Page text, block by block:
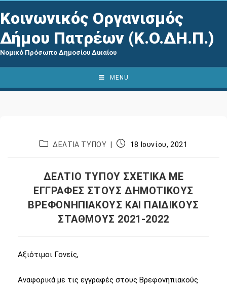
Κοινωνικός Οργανισμός
Δήμου Πατρέων (Κ.Ο.ΔΗ.Π.)
Νομικό Πρόσωπο Δημοσίου Δικαίου
MENU
ΔΕΛΤΙΑ ΤΥΠΟΥ 18 Ιουνίου, 2021
ΔΕΛΤΙΟ ΤΥΠΟΥ ΣΧΕΤΙΚΑ ΜΕ
ΕΓΓΡΑΦΕΣ ΣΤΟΥΣ ΔΗΜΟΤΙΚΟΥΣ
ΒΡΕΦΟΝΗΠΙΑΚΟΥΣ ΚΑΙ ΠΑΙΔΙΚΟΥΣ
ΣΤΑΘΜΟΥΣ 2021-2022
Αξιότιμοι Γονείς,
Αναφορικά με τις εγγραφές στους Βρεφονηπιακούς